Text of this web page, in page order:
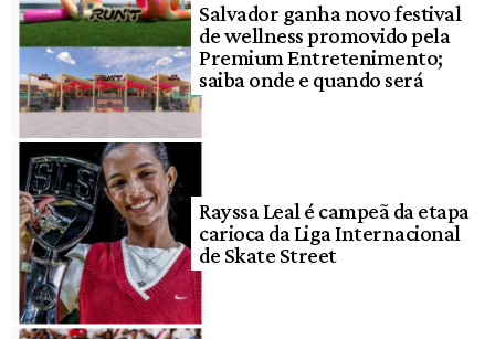
Salvador ganha novo festival
de wellness promovido pela
Premium Entretenimento;
saiba onde e quando será
Rayssa Leal é campeã da etapa
carioca da Liga Internacional
de Skate Street